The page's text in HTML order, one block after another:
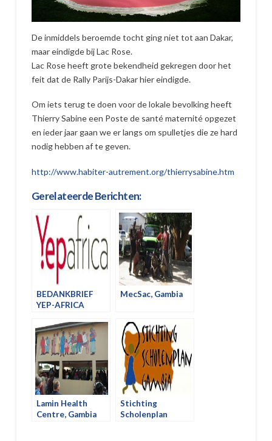
De inmiddels beroemde tocht ging niet tot aan Dakar,
maar eindigde bij Lac Rose.
Lac Rose heeft grote bekendheid gekregen door het
feit dat de Rally Parijs-Dakar hier eindigde.
Om iets terug te doen voor de lokale bevolking heeft
Thierry Sabine een Poste de santé maternité opgezet
en ieder jaar gaan we er langs om spulletjes die ze hard
nodig hebben af te geven.
http://www.habiter-autrement.org/thierrysabine.htm
Gerelateerde Berichten:
BEDANKBRIEF
YEP-AFRICA
MecSac, Gambia
Lamin Health
Centre, Gambia
Stichting
Scholenplan